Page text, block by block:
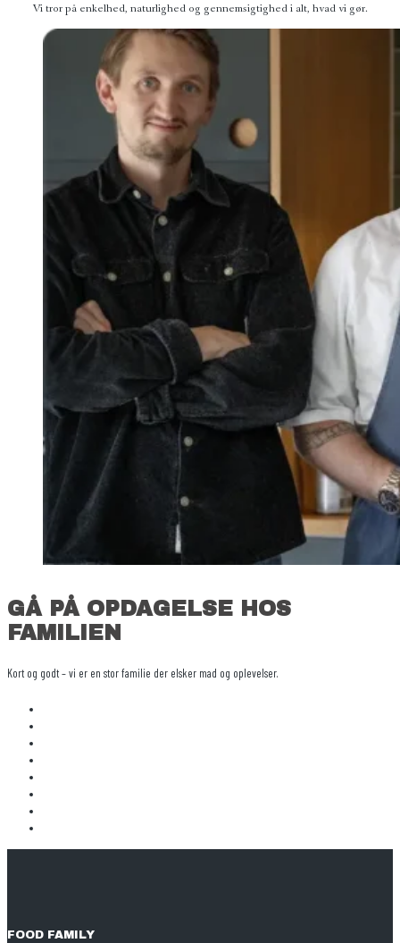
Vi tror på enkelhed, naturlighed og gennemsigtighed i alt, hvad vi gør.
GÅ PÅ OPDAGELSE HOS
FAMILIEN
Kort og godt – vi er en stor familie der elsker mad og oplevelser.
FOOD FAMILY